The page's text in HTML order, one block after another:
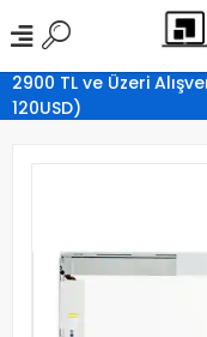
2900 TL ve Üzeri
120USD)